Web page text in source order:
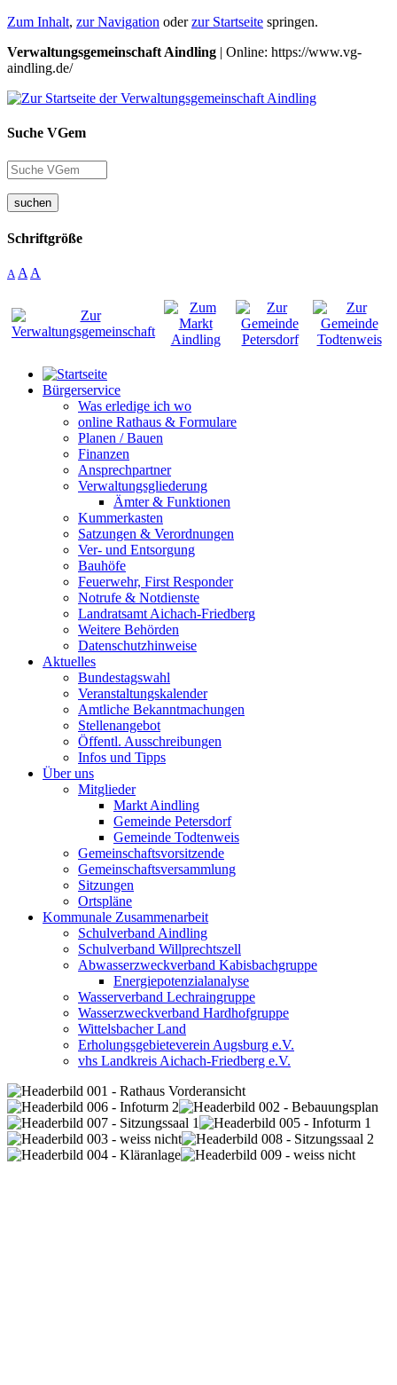
Zum Inhalt, zur Navigation oderzur Startseite springen.
Verwaltungsgemeinschaft Aindling | Online: https://www.vg-
aindling.de/
Suche VGem
suchen
Schriftgröße
A A A
Bürgerservice
Was erledige ich wo
online Rathaus & Formulare
Planen / Bauen
Finanzen
Ansprechpartner
Verwaltungsgliederung
Ämter & Funktionen
Kummerkasten
Satzungen & Verordnungen
Ver- und Entsorgung
Bauhöfe
Feuerwehr, First Responder
Notrufe & Notdienste
Landratsamt Aichach-Friedberg
Weitere Behörden
Datenschutzhinweise
Aktuelles
Bundestagswahl
Veranstaltungskalender
Amtliche Bekanntmachungen
Stellenangebot
Öffentl. Ausschreibungen
Infos und Tipps
Über uns
Mitglieder
Markt Aindling
Gemeinde Petersdorf
Gemeinde Todtenweis
Gemeinschaftsvorsitzende
Gemeinschaftsversammlung
Sitzungen
Ortspläne
Kommunale Zusammenarbeit
Schulverband Aindling
Schulverband Willprechtszell
Abwasserzweckverband Kabisbachgruppe
Energiepotenzialanalyse
Wasserverband Lechraingruppe
Wasserzweckverband Hardhofgruppe
Wittelsbacher Land
Erholungsgebieteverein Augsburg e.V.
vhs Landkreis Aichach-Friedberg e.V.